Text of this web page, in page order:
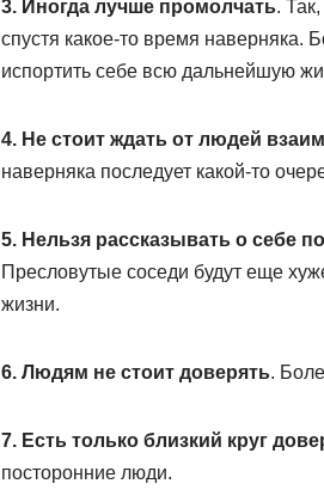
3. Иногда лучше промолчать.
спустя какое-то время наверняка.
испортить себе всю дальнейшую
4. Не стоит ждать от людей
наверняка последует какой-то
5. Нельзя рассказывать о себе
Пресловутые соседи будут еще
жизни.
6. Людям не стоит доверять.
7. Есть только близкий круг
посторонние люди.